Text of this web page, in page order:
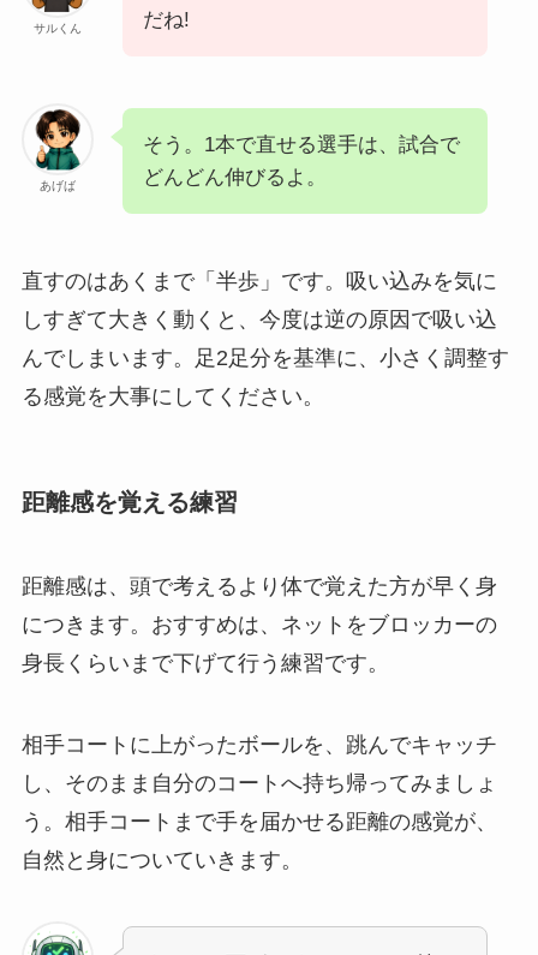
サルくん
だね!
あげば
そう。1本で直せる選手は、試合で
どんどん伸びるよ。
直すのはあくまで「半歩」です。吸い込みを気に
しすぎて大きく動くと、今度は逆の原因で吸い込
んでしまいます。足2足分を基準に、小さく調整す
る感覚を大事にしてください。
距離感を覚える練習
距離感は、頭で考えるより体で覚えた方が早く身
につきます。おすすめは、ネットをブロッカーの
身長くらいまで下げて行う練習です。
相手コートに上がったボールを、跳んでキャッチ
し、そのまま自分のコートへ持ち帰ってみましょ
う。相手コートまで手を届かせる距離の感覚が、
自然と身についていきます。